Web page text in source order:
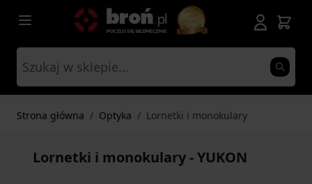
Przejdź do treści
Strona główna / Optyka / Lornetki i monokulary
Lornetki i monokulary - YUKON